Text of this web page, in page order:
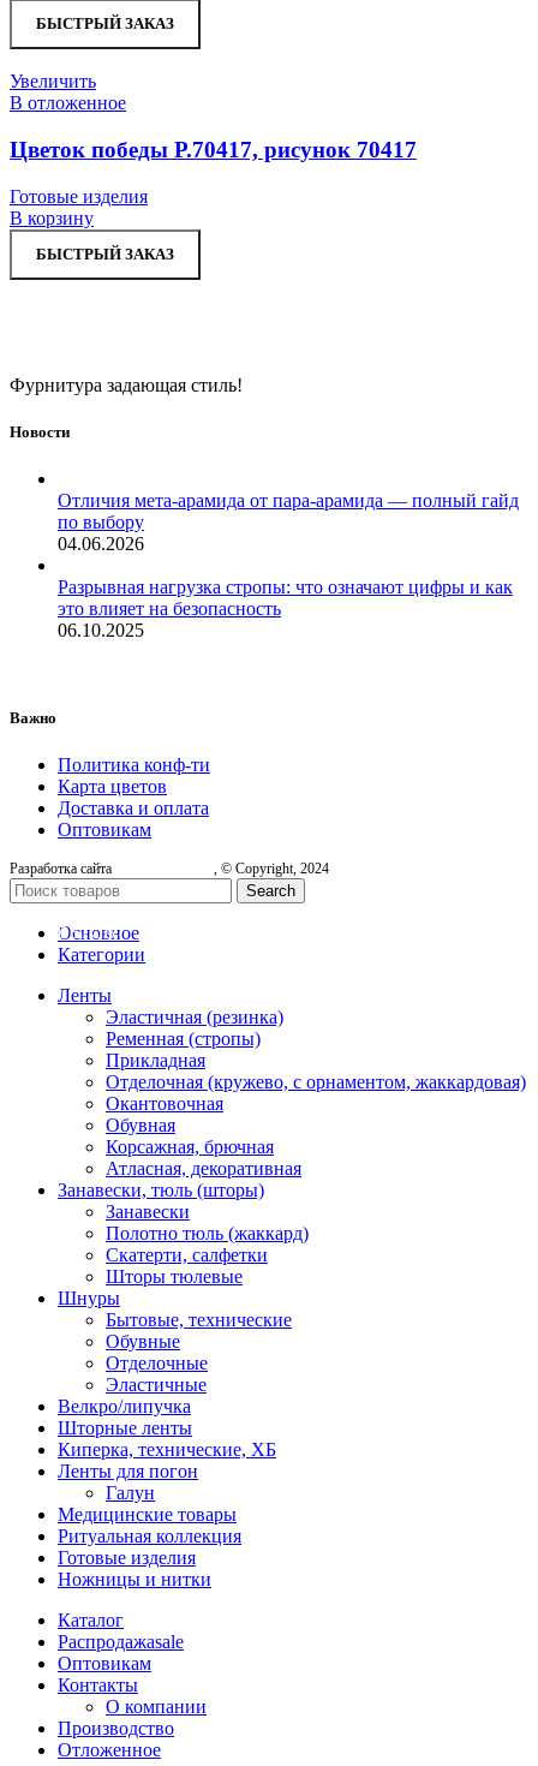
ЦВЕТОВ
БЫСТРЫЙ ЗАКАЗ
Увеличить
В отложенное
Цветок победы Р.70417, рисунок 70417
Готовые изделия
В корзину
БЫСТРЫЙ ЗАКАЗ
Фурнитура задающая стиль!
Новости
Отличия мета-арамида от пара-арамида — полный гайд
по выбору
04.06.2026
Разрывная нагрузка стропы: что означают цифры и как
это влияет на безопасность
06.10.2025
Важно
Политика конф-ти
Карта цветов
Доставка и оплата
Оптовикам
Разработка сайта , © Copyright, 2024
Search
Основное
Категории
Ленты
Эластичная (резинка)
Ременная (стропы)
Прикладная
Отделочная (кружево, с орнаментом, жаккардовая)
Окантовочная
Обувная
Корсажная, брючная
Атласная, декоративная
Занавески, тюль (шторы)
Занавески
Полотно тюль (жаккард)
Скатерти, салфетки
Шторы тюлевые
Шнуры
Бытовые, технические
Обувные
Отделочные
Эластичные
Велкро/липучка
Шторные ленты
Киперка, технические, ХБ
Ленты для погон
Галун
Медицинские товары
Ритуальная коллекция
Готовые изделия
Ножницы и нитки
Каталог
Распродажаsale
Оптовикам
Контакты
О компании
Производство
Отложенное